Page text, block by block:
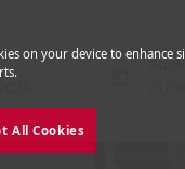
fc-
on your device to enhance
All Cookies